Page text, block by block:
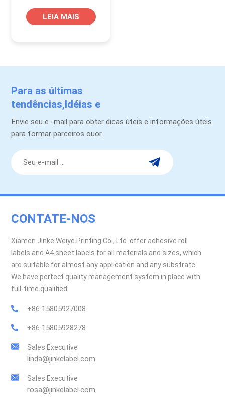
personalizadas-
designs duráveis e
LEIA MAIS
Para as últimas
tendências,Idéias e
promoções.
Envie seu e -mail para obter dicas úteis e informações úteis
para formar parceiros ouor.
CONTATE-NOS
Xiamen Jinke Weiye Printing Co., Ltd. offer adhesive roll
labels and A4 sheet labels for all materials and sizes, which
are suitable for almost any application and any substrate.
We have perfect quality management system in place with
full-time qualified
+86 15805927008
+86 15805928278
Sales Executive
linda@jinkelabel.com
Sales Executive
rosa@jinkelabel.com